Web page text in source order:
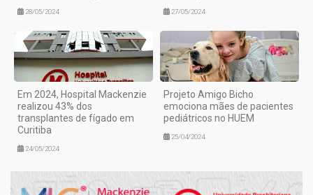
28/05/2024 27/05/2024
Em 2024, Hospital Mackenzie
realizou 43% dos
transplantes de fígado em
Curitiba
24/05/2024
Projeto Amigo Bicho
emociona mães de pacientes
pediátricos no HUEM
25/04/2024